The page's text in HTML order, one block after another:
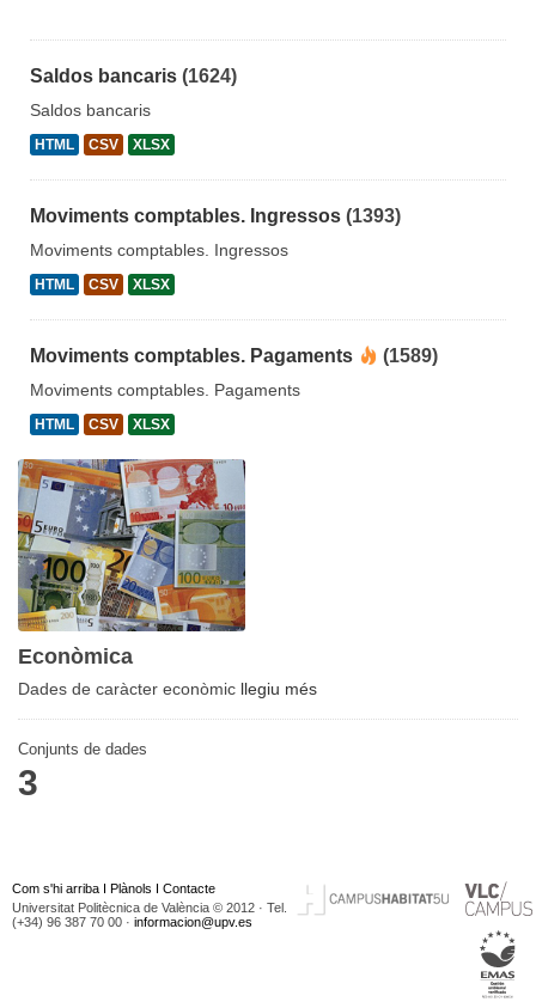
Saldos bancaris (1624)
Saldos bancaris
HTML CSV XLSX
Moviments comptables. Ingressos (1393)
Moviments comptables. Ingressos
HTML CSV XLSX
Moviments comptables. Pagaments (1589)
Moviments comptables. Pagaments
HTML CSV XLSX
Econòmica
Dades de caràcter econòmic llegiu més
Conjunts de dades
3
Com s'hi arriba I Plànols I Contacte
Universitat Politècnica de València © 2012 · Tel.
(+34) 96 387 70 00 · informacion@upv.es